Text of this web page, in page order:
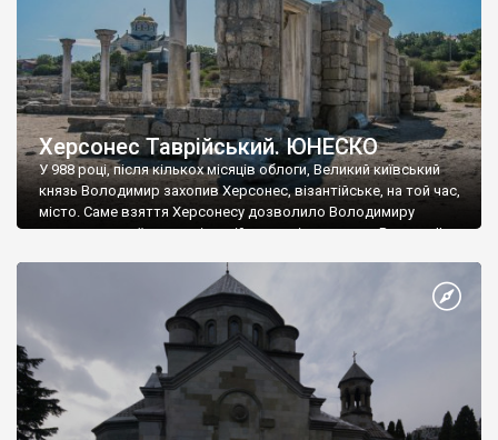
Херсонес Таврійський. ЮНЕСКО
У 988 році, після кількох місяців облоги, Великий київський
князь Володимир захопив Херсонес, візантійське, на той час,
місто. Саме взяття Херсонесу дозволило Володимиру
диктувати свої умови візантійському імператору Василю ІІ, та
Херсонесі Володимир-язичник, став Василем-християнином.
А потім було Хрещення Русі. На честь Херсонесу Таврійського